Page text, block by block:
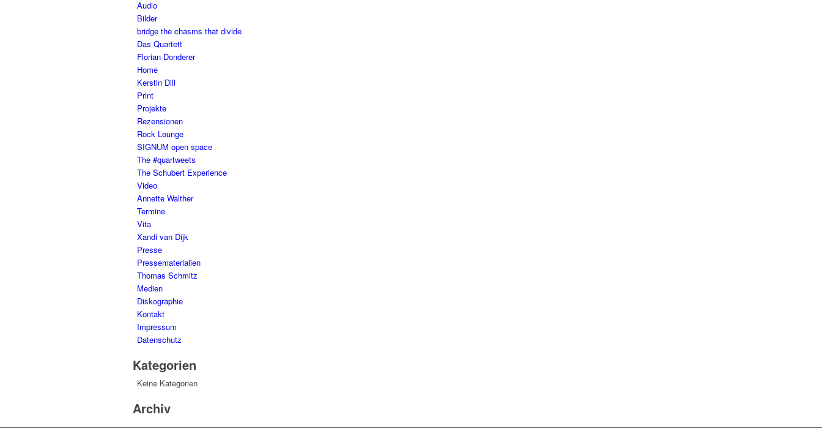
Audio
Bilder
bridge the chasms that divide
Das Quartett
Florian Donderer
Home
Kerstin Dill
Print
Projekte
Rezensionen
Rock Lounge
SIGNUM open space
The #quartweets
The Schubert Experience
Video
Annette Walther
Termine
Vita
Xandi van Dijk
Presse
Pressematerialien
Thomas Schmitz
Medien
Diskographie
Kontakt
Impressum
Datenschutz
Kategorien
Keine Kategorien
Archiv